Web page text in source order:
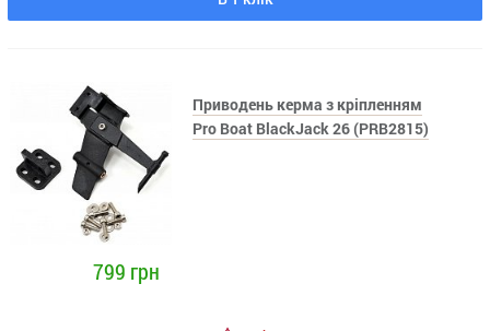
Приводень керма з кріпленням
Pro Boat BlackJack 26 (PRB2815)
799 грн